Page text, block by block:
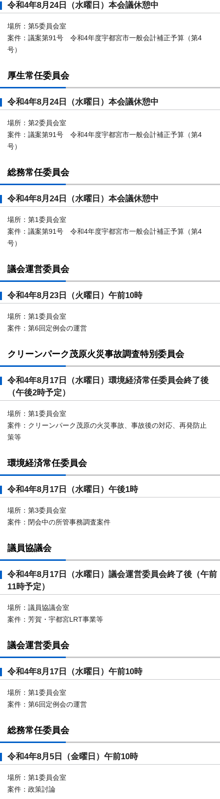
令和4年8月24日（水曜日）本会議休憩中
場所：第5委員会室
案件：議案第91号 令和4年度宇都宮市一般会計補正予算（第4
号）
厚生常任委員会
令和4年8月24日（水曜日）本会議休憩中
場所：第2委員会室
案件：議案第91号 令和4年度宇都宮市一般会計補正予算（第4
号）
総務常任委員会
令和4年8月24日（水曜日）本会議休憩中
場所：第1委員会室
案件：議案第91号 令和4年度宇都宮市一般会計補正予算（第4
号）
議会運営委員会
令和4年8月23日（火曜日）午前10時
場所：第1委員会室
案件：第6回定例会の運営
クリーンパーク茂原火災事故調査特別委員会
令和4年8月17日（水曜日）環境経済常任委員会終了後
（午後2時予定）
場所：第1委員会室
案件：クリーンパーク茂原の火災事故、事故後の対応、再発防止
策等
環境経済常任委員会
令和4年8月17日（水曜日）午後1時
場所：第3委員会室
案件：閉会中の所管事務調査案件
議員協議会
令和4年8月17日（水曜日）議会運営委員会終了後（午前
11時予定）
場所：議員協議会室
案件：芳賀・宇都宮LRT事業等
議会運営委員会
令和4年8月17日（水曜日）午前10時
場所：第1委員会室
案件：第6回定例会の運営
総務常任委員会
令和4年8月5日（金曜日）午前10時
場所：第1委員会室
案件：政策討論